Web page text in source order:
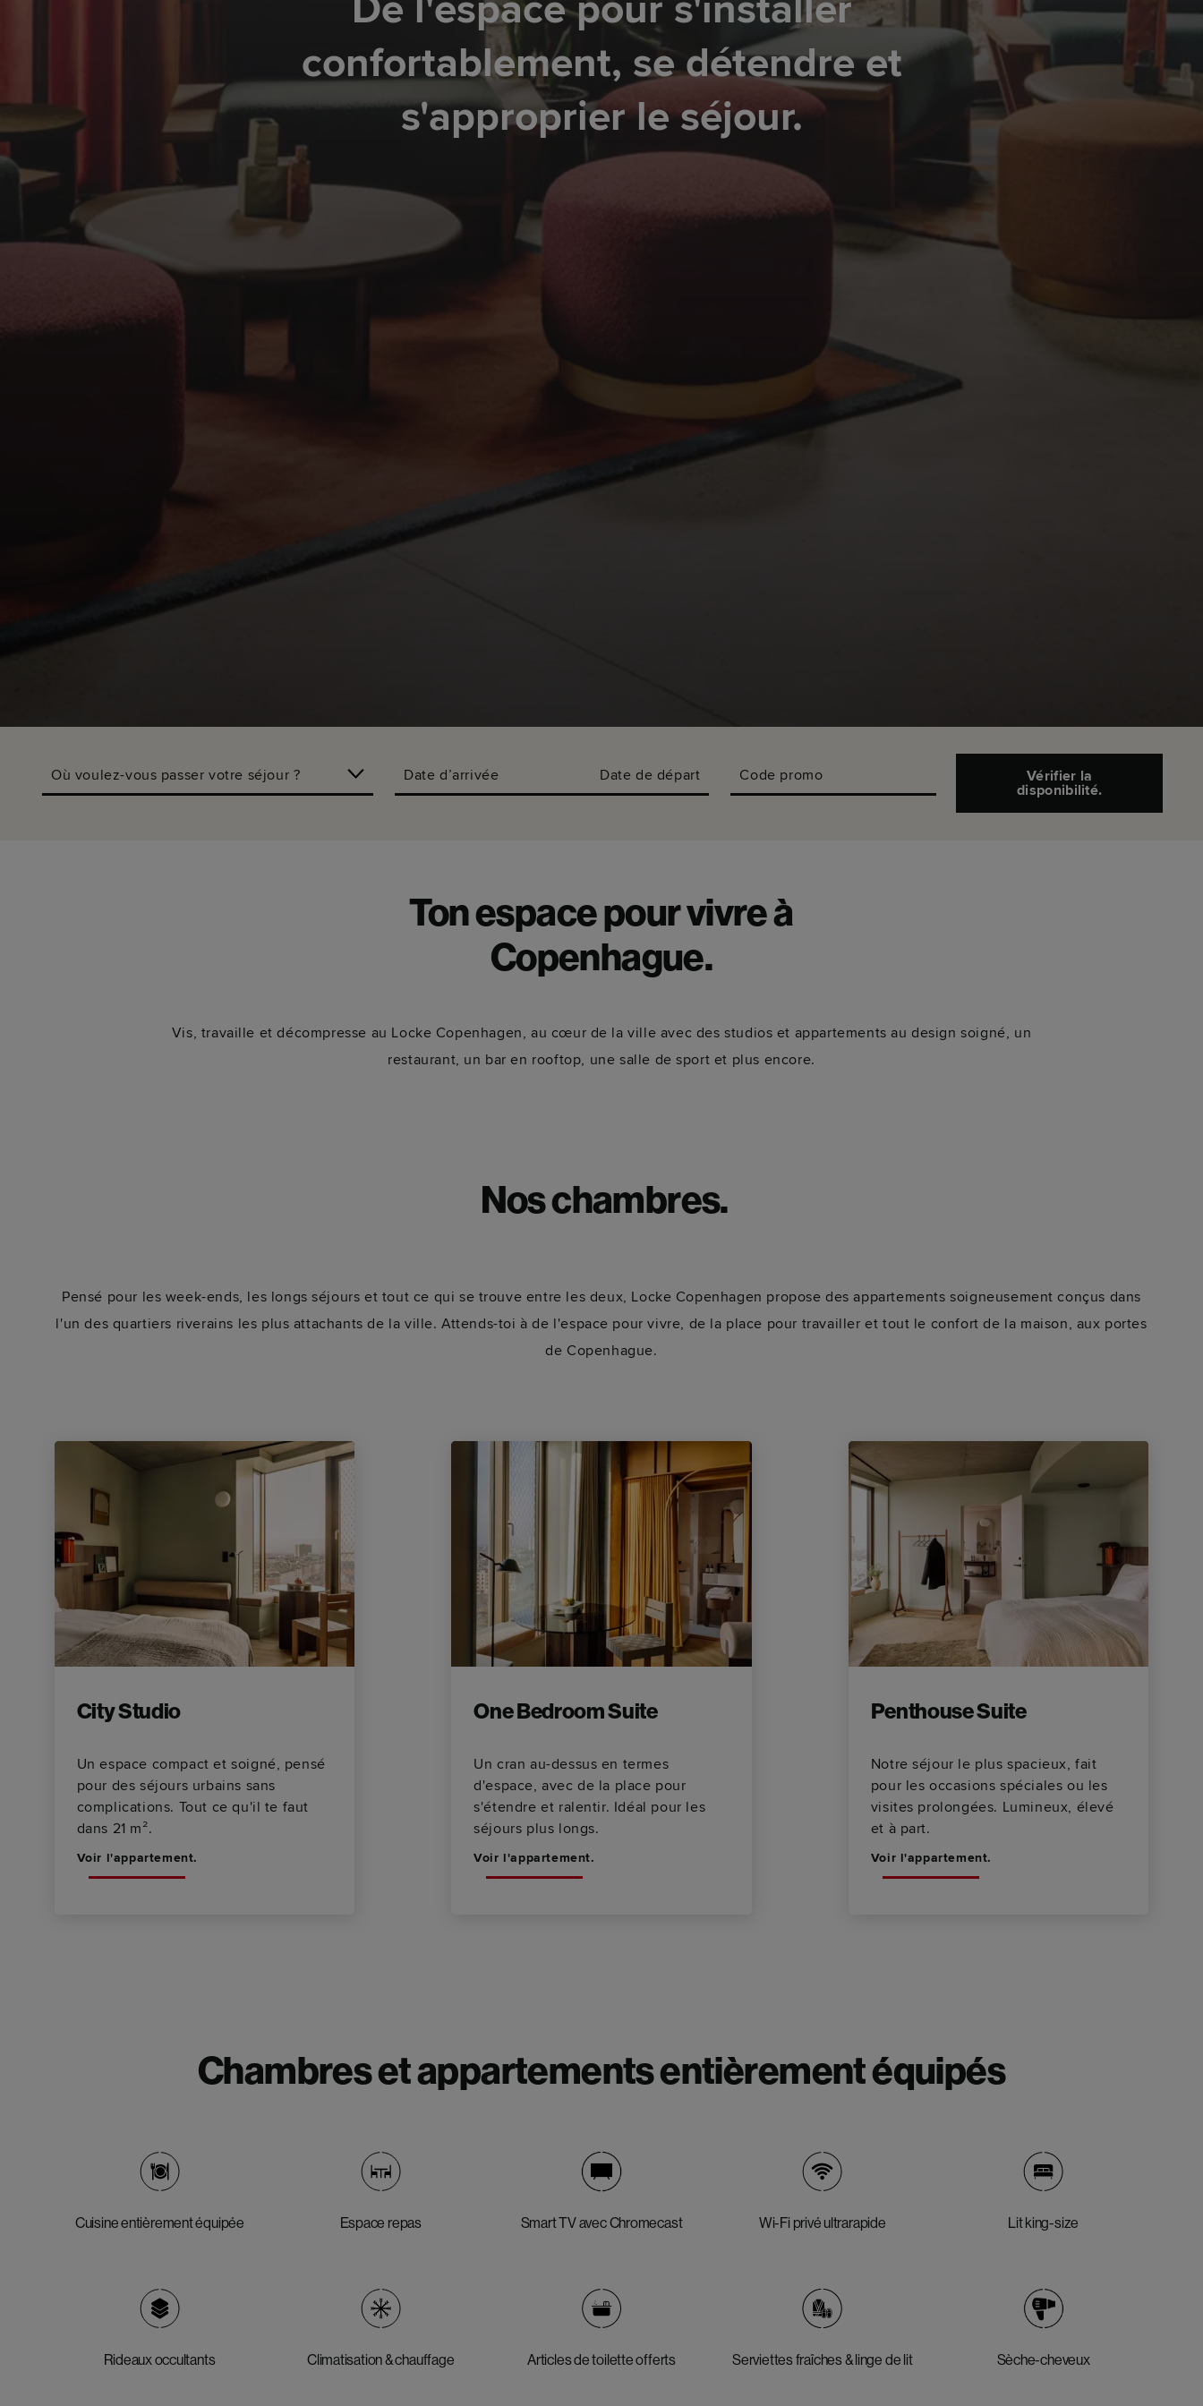
confortablement, se détendre et
s'approprier le séjour.
Où voulez-vous passer votre séjour ? Date d’arrivée Date de départ Code promo
Vérifier la
disponibilité.
Ton espace pour vivre à
Copenhague.
Vis, travaille et décompresse au Locke Copenhagen, au cœur de la ville avec des studios et appartements au design soigné, un
restaurant, un bar en rooftop, une salle de sport et plus encore.
Nos chambres.
Pensé pour les week-ends, les longs séjours et tout ce qui se trouve entre les deux, Locke Copenhagen propose des appartements soigneusement conçus dans
l'un des quartiers riverains les plus attachants de la ville. Attends-toi à de l'espace pour vivre, de la place pour travailler et tout le confort de la maison, aux portes
de Copenhague.
City Studio
Un espace compact et soigné, pensé
pour des séjours urbains sans
complications. Tout ce qu'il te faut
dans 21 m².
Voir l'appartement.
One Bedroom Suite
Un cran au-dessus en termes
d'espace, avec de la place pour
s'étendre et ralentir. Idéal pour les
séjours plus longs.
Voir l'appartement.
Penthouse Suite
Notre séjour le plus spacieux, fait
pour les occasions spéciales ou les
visites prolongées. Lumineux, élevé
et à part.
Voir l'appartement.
Chambres et appartements entièrement équipés
Cuisine entièrement équipée Espace repas Smart TV avec Chromecast Wi-Fi privé ultrarapide Lit king-size
Rideaux occultants Climatisation & chauffage Articles de toilette offerts Serviettes fraîches & linge de lit Sèche-cheveux